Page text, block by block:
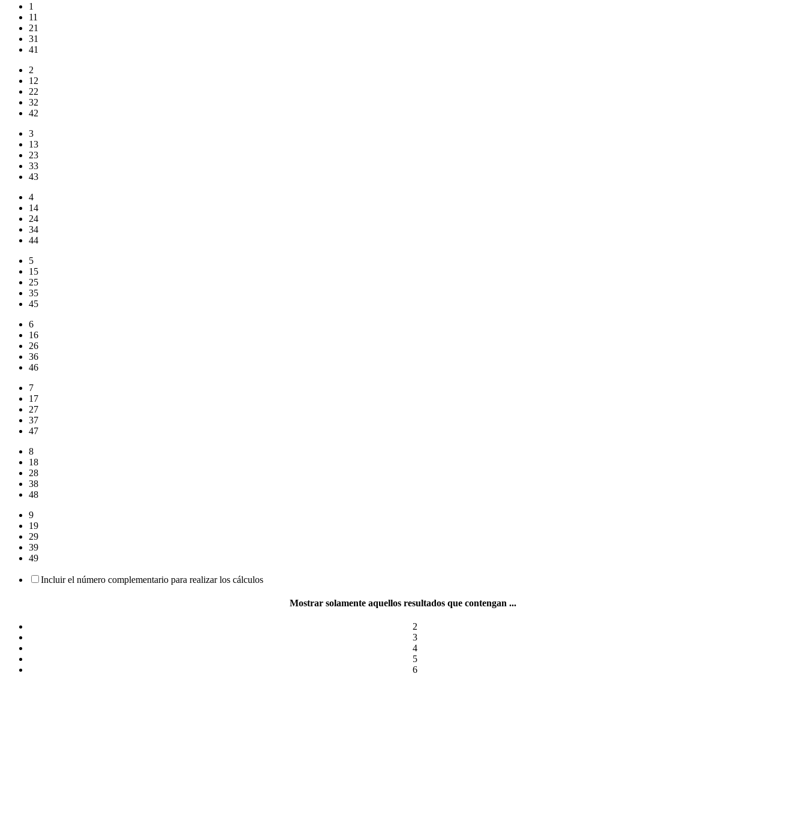
1
11
21
31
41
2
12
22
32
42
3
13
23
33
43
4
14
24
34
44
5
15
25
35
45
6
16
26
36
46
7
17
27
37
47
8
18
28
38
48
9
19
29
39
49
Incluir el número complementario para realizar los cálculos
Mostrar solamente aquellos resultados que contengan ...
2
3
4
5
6